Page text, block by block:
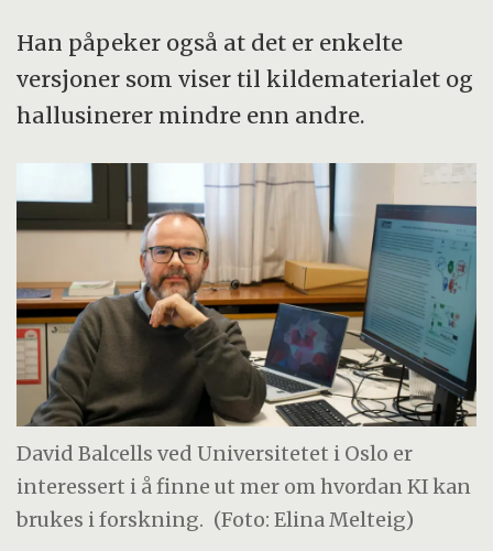
Han påpeker også at det er enkelte
versjoner som viser til kildematerialet og
hallusinerer mindre enn andre.
David Balcells ved Universitetet i Oslo er
interessert i å finne ut mer om hvordan KI kan
brukes i forskning. (Foto: Elina Melteig)